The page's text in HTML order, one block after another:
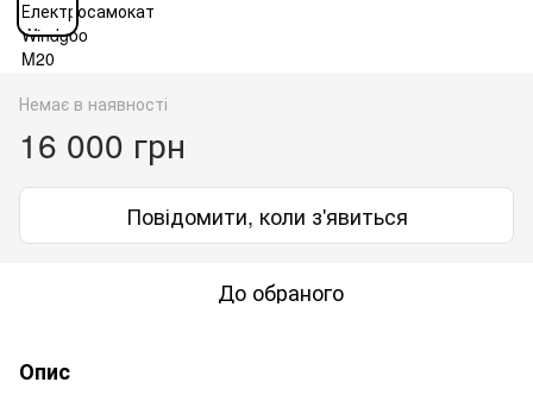
Немає в наявності
16 000 грн
Повідомити, коли з'явиться
До обраного
Опис